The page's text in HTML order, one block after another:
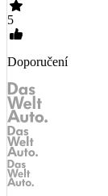
5
Doporučení